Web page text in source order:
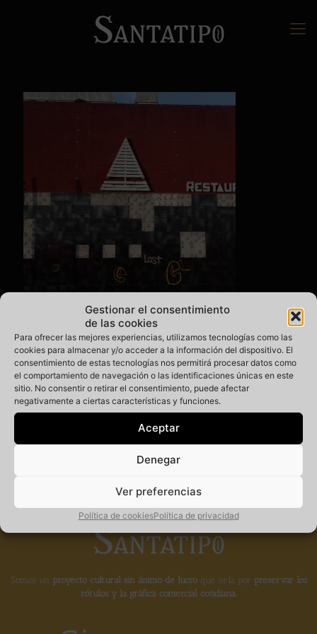
Gestionar el consentimiento
de las cookies
Para ofrecer las mejores experiencias, utilizamos tecnologías como las
cookies para almacenar y/o acceder a la información del dispositivo. El
consentimiento de estas tecnologías nos permitirá procesar datos como
el comportamiento de navegación o las identificaciones únicas en este
sitio. No consentir o retirar el consentimiento, puede afectar
negativamente a ciertas características y funciones.
Aceptar
Denegar
Ver preferencias
Política de cookiesPolítica de privacidad
Miembro
fundador de la
Somos un proyecto cultural sin ánimo de lucroque vela por preservar los
rótulos y la gráfica comercial cotidiana.